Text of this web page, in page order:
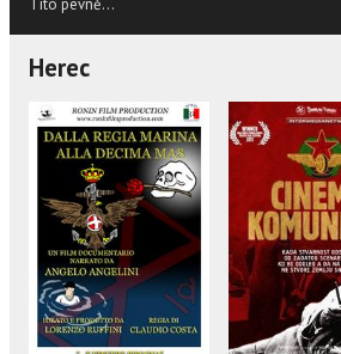
Tito pevně...
Herec